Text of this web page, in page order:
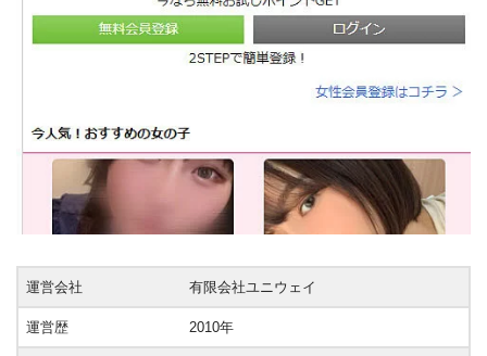
運営会社 有限会社ユニウェイ
運営歴 2010年